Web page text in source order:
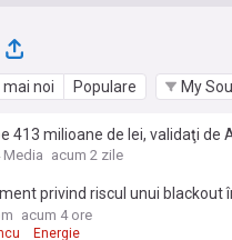
mai noi Populare My
413 milioane de lei, validaţi de
compensare, în perioada 18
Media acum 2 zile
privind riscul unui blackout
centralelor pe cărbune
acum 4 ore
Energie